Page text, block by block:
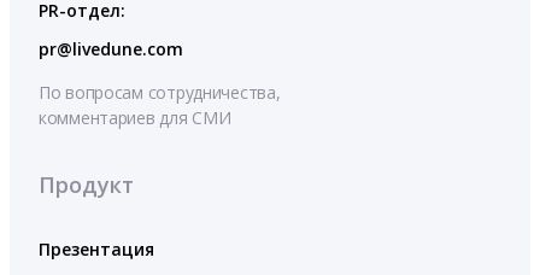
PR-отдел:
pr@livedune.com
По вопросам сотрудничества,
комментариев для СМИ
Продукт
Презентация